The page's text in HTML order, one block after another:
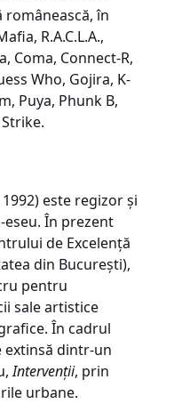
în
R.A.C.L.A.,
Coma, Connect-R,
Who, Gojira, K-
Puya, Phunk B,
este regizor și
În prezent
de Excelență
din București),
pentru
sale artistice
În cadrul
extinsă dintr-un
Intervenții, prin
urbane.